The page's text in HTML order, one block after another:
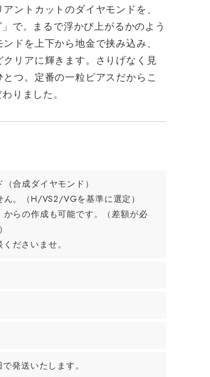
ントカットのダイヤモンドを、
で。まるで浮かび上がるかのよう
ドを上下から地金で挟み込み、
リアに輝きます。さりげなく見
つ。定番の一粒ピアスだからこ
りました。
合成ダイヤモンド）
。（H/VS2/VGを基準に選定）
らの作成も可能です。（差額が必
ださいませ。
発送いたします。